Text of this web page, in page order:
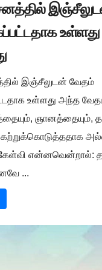
இஞ்சீலுடன் வேதம்
உள்ளது அந்த
ஞானத்தையும்,
கேள்வி என்னவென்றால்:
...